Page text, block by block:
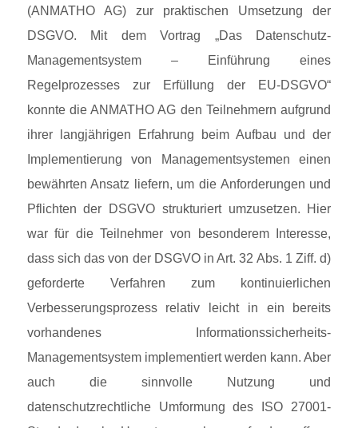
(ANMATHO AG) zur praktischen Umsetzung der
DSGVO. Mit dem Vortrag „Das Datenschutz-
Managementsystem – Einführung eines
Regelprozesses zur Erfüllung der EU-DSGVO“
konnte die ANMATHO AG den Teilnehmern aufgrund
ihrer langjährigen Erfahrung beim Aufbau und der
Implementierung von Managementsystemen einen
bewährten Ansatz liefern, um die Anforderungen und
Pflichten der DSGVO strukturiert umzusetzen. Hier
war für die Teilnehmer von besonderem Interesse,
dass sich das von der DSGVO in Art. 32 Abs. 1 Ziff. d)
geforderte Verfahren zum kontinuierlichen
Verbesserungsprozess relativ leicht in ein bereits
vorhandenes Informationssicherheits-
Managementsystem implementiert werden kann. Aber
auch die sinnvolle Nutzung und
datenschutzrechtliche Umformung des ISO 27001-